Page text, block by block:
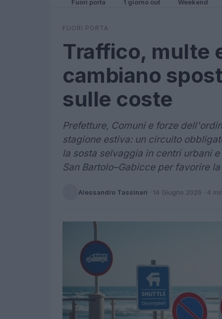
Fuori porta 1 giorno out Weekend
FUORI PORTA
Traffico, multe
cambiano
sulle coste
Prefetture, Comuni e forze
stagione estiva: un circuito
la sosta selvaggia in centri urbani
San Bartolo–Gabicce per favorire
Alessandro Tassinari · 14 Giugno 2026 · 4